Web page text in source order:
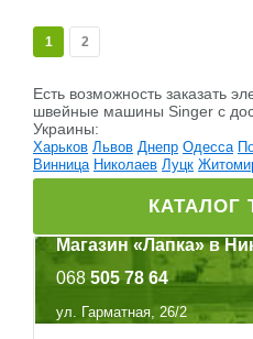
1 2
Есть возможность заказать
швейные машины Singer c
Украины:
Харьков Львов Днепр Одесса
Винница Николаев Луцк
КАТАЛОГ
Магазин «Лапка» в
068 505 78 64
ул. Гарматная, 26/2